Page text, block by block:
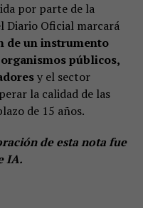
por parte de la
Diario Oficial marcará
de un instrumento
públicos,
y el sector
la calidad de las
de 15 años.
de esta nota fue
IA.